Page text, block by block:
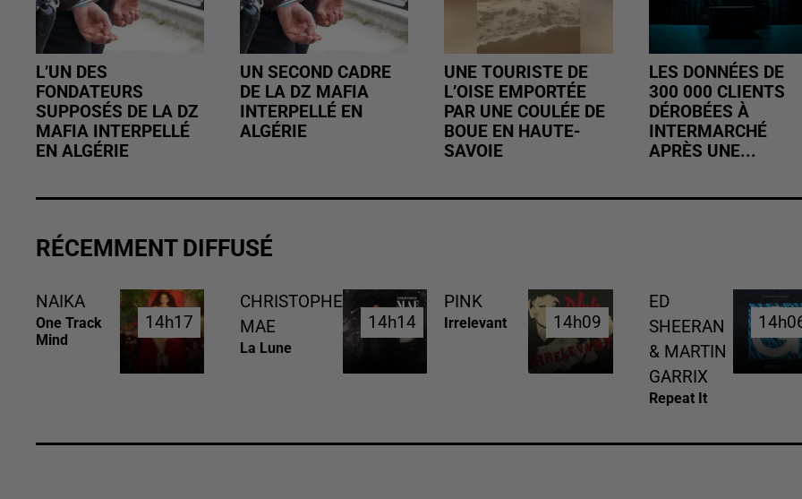
L’UN DES
FONDATEURS
SUPPOSÉS DE LA DZ
MAFIA INTERPELLÉ
EN ALGÉRIE
UN SECOND CADRE
DE LA DZ MAFIA
INTERPELLÉ EN
ALGÉRIE
UNE TOURISTE DE
L’OISE EMPORTÉE
PAR UNE COULÉE DE
BOUE EN HAUTE-
SAVOIE
LES DONNÉES DE
300 000 CLIENTS
DÉROBÉES À
INTERMARCHÉ
APRÈS UNE...
RÉCEMMENT DIFFUSÉ
NAIKA
One Track
Mind
14h17
14h17
CHRISTOPHE
MAE
La Lune
14h14
14h14
PINK
Irrelevant 14h09
14h09
ED
SHEERAN
& MARTIN
GARRIX
Repeat It